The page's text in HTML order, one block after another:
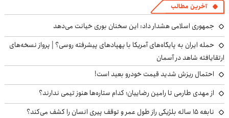
آخرین مطالب
جمهوری اسلامی هشدار داد: این سخنان بوری خیانت می‌دهد
حمله ایران به پایگاه‌های آمریکا با پهپادهای پیشرفته روسی؟ | پرواز نسخه‌های
ارتقایافته شاهد در آسمان
احتمال ریزش شدید قیمت خودرو بعید است!
از مهدی طارمی تا رامین رضاییان؛ کدام ستاره‌ها هنوز تیمی ندارند؟
نابغه ۱۵ ساله بلژیکی راز طول عمر و توقف پیری انسان را کشف می‌کند؟